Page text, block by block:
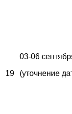
19
03-06
(уточнение